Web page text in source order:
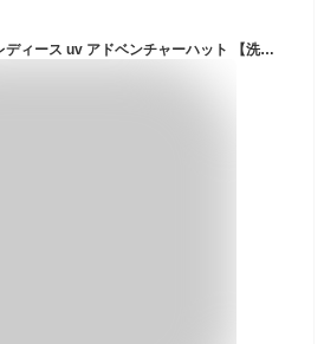
体感-10℃ コカゲル 帽子 レディース uv アドベンチャーハット 【洗濯機可能 紫外線遮蔽率99.9%以上/熱遮断】女性 帽子 つば広帽子 あご紐付き コットン 綿 UV対策 紫外線 日焼け対策 熱中症対策 無地 丈夫 サイズ調節可能 smh-cc2n501【メール便】